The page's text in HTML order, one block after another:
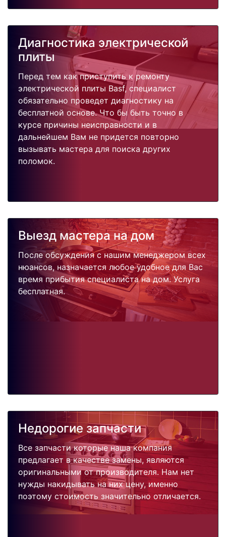
Диагностика электрической
плиты
Перед тем как приступить к ремонту
электрической плиты Basf, специалист
обязательно проведет диагностику на
бесплатной основе. Что бы быть точно в
курсе причины неисправности и в
дальнейшем Вам не придется повторно
вызывать мастера для поиска других
поломок.
Выезд мастера на дом
После обсуждения с нашим менеджером всех
нюансов, назначается любое удобное для Вас
время прибытия специалиста на дом. Услуга
бесплатная.
Недорогие запчасти
Все запчасти которые наша компания
предлагает в качестве замены, являются
оригинальными от производителя. Нам нет
нужды накидывать на них цену, именно
поэтому стоимость значительно отличается.